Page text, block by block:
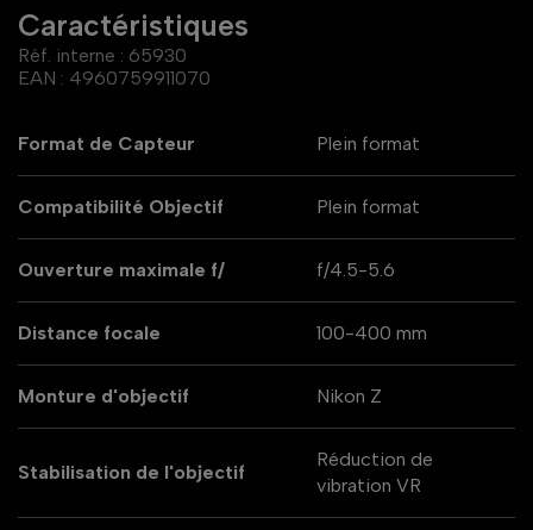
Caractéristiques
Réf. interne : 65930
EAN : 4960759911070
Format de Capteur Plein format
Compatibilité Objectif Plein format
Ouverture maximale f/ f/4.5-5.6
Distance focale 100-400 mm
Monture d'objectif Nikon Z
Stabilisation de l'objectif
Réduction de
vibration VR